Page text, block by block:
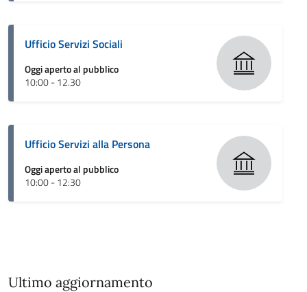
Ufficio Servizi Sociali
Oggi aperto al pubblico
10:00 - 12.30
Ufficio Servizi alla Persona
Oggi aperto al pubblico
10:00 - 12:30
Ultimo aggiornamento